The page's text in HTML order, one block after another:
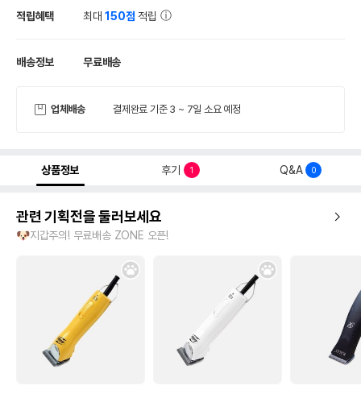
적립혜택 최대150점 적립
배송정보 무료배송
업체배송 결제완료 기준 3 ~ 7일 소요 예정
상품정보 후기 1 Q&A 0
관련 기획전을 둘러보세요
🐶지갑주의! 무료배송 ZONE 오픈!